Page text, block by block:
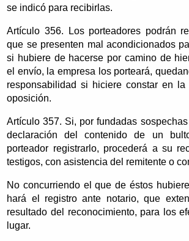
se indicó para recibirlas.
Artículo 356. Los porteadores podrán
que se presenten mal acondicionados
si hubiere de hacerse por camino de
el envío, la empresa los porteará,
responsabilidad si hiciere constar en
oposición.
Artículo 357. Si, por fundadas
declaración del contenido de un
porteador registrarlo, procederá a su
testigos, con asistencia del remitente o
No concurriendo el que de éstos
hará el registro ante notario, que
resultado del reconocimiento, para los
lugar.